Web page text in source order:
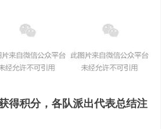
得积分，各队派出代表总结注